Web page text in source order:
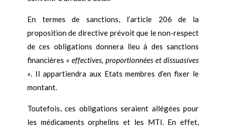
En termes de sanctions, l’article 206 de la
proposition de directive prévoit que le non-respect
de ces obligations donnera lieu à des sanctions
financières « effectives, proportionnées et dissuasives
». Il appartiendra aux Etats membres d’en fixer le
montant.
Toutefois, ces obligations seraient allégées pour
les médicaments orphelins et les MTI. En effet,